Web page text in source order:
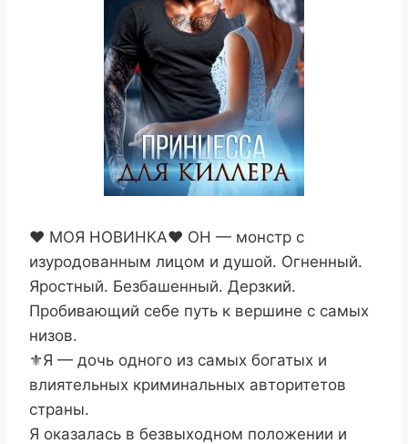
❤️ МОЯ НОВИНКА❤️ ОН — монстр с
изуродованным лицом и душой. Огненный.
Яростный. Безбашенный. Дерзкий.
Пробивающий себе путь к вершине с самых
низов.
⚜️Я — дочь одного из самых богатых и
влиятельных криминальных авторитетов
страны.
Я оказалась в безвыходном положении и